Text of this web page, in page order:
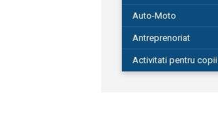
Auto-Moto
Antreprenoriat
Activitati pentru copii